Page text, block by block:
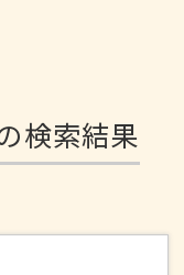
検索結果